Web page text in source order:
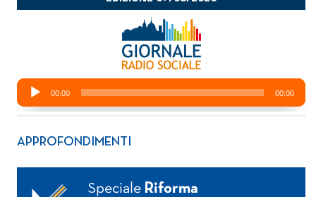
APPROFONDIMENTI
Speciale Riforma